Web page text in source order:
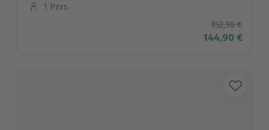
Anzahl der Teilnehmer
1 Pers.
152,90 €
Aktueller
144,90 €